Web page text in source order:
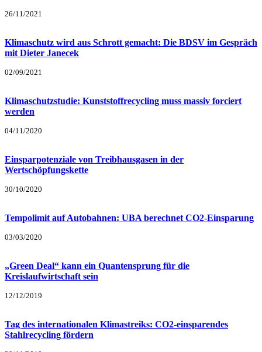
26/11/2021
Klimaschutz wird aus Schrott gemacht: Die BDSV im Gespräch
mit Dieter Janecek
02/09/2021
Klimaschutzstudie: Kunststoffrecycling muss massiv forciert
werden
04/11/2020
Einsparpotenziale von Treibhausgasen in der
Wertschöpfungskette
30/10/2020
Tempolimit auf Autobahnen: UBA berechnet CO2-Einsparung
03/03/2020
„Green Deal“ kann ein Quantensprung für die
Kreislaufwirtschaft sein
12/12/2019
Tag des internationalen Klimastreiks: CO2-einsparendes
Stahlrecycling fördern